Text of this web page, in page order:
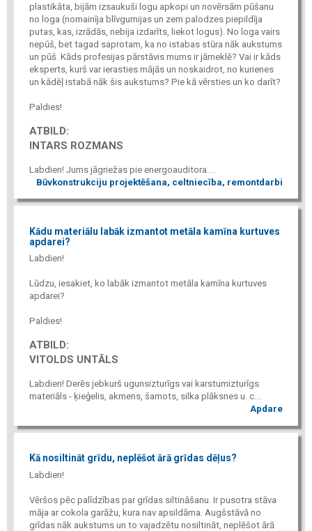
plastikāta, bijām izsaukuši logu apkopi un novērsām pūšanu
no loga (nomainīja blīvgumijas un zem palodzes piepildīja
putas, kas, izrādās, nebija izdarīts, liekot logus). No loga vairs
nepūš, bet tagad saprotam, ka no istabas stūra nāk aukstums
un pūš. Kāds profesijas pārstāvis mums ir jāmeklē? Vai ir kāds
eksperts, kurš var ierasties mājās un noskaidrot, no kurienes
un kādēļ istabā nāk šis aukstums? Pie kā vērsties un ko darīt?
Paldies!
ATBILD:
INTARS ROZMANS
Labdien! Jums jāgriežas pie energoauditora....
Būvkonstrukciju projektēšana, celtniecība, remontdarbi
Kādu materiālu labāk izmantot metāla kamīna kurtuves
apdarei?
Labdien!
Lūdzu, iesakiet, ko labāk izmantot metāla kamīna kurtuves
apdarei?
Paldies!
ATBILD:
VITOLDS UNTĀLS
Labdien! Derēs jebkurš ugunsizturīgs vai karstumizturīgs
materiāls - ķieģelis, akmens, šamots, silka plāksnes u. c....
Apdare
Kā nosiltināt grīdu, neplēšot ārā grīdas dēļus?
Labdien!
Vēršos pēc palīdzības par grīdas siltināšanu. Ir pusotra stāva
māja ar cokola garāžu, kura nav apsildāma. Augšstāvā no
grīdas nāk aukstums un to vajadzētu nosiltināt, neplēšot ārā